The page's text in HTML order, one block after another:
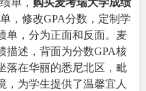
单， 购买麦考瑞大学成绩
，修改GPA分数，定制学
单，分为正面和反面。麦
描述，背面为分数GPA核
落在华丽的悉尼北区，毗
，为学生提供了温馨宜人